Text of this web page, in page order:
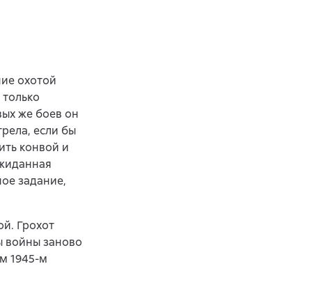
охотой
же боев он
если бы
конвой и
задание,
Грохот
войны заново
1945-м